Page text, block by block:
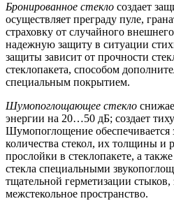
Бронированное стекло создает
осуществляет преграду пуле,
страховку от случайного
надежную защиту в ситуации
защиты зависит от прочности
стеклопакета, способом
специальным покрытием.
Шумопоглощающее стекло
энергии на 20…50 дБ; создает
Шумопоглощение обеспечивается
количества стекол, их толщины и
прослойки в стеклопакете, а
стекла специальными
тщательной герметизации стыков,
межстекольное пространство.